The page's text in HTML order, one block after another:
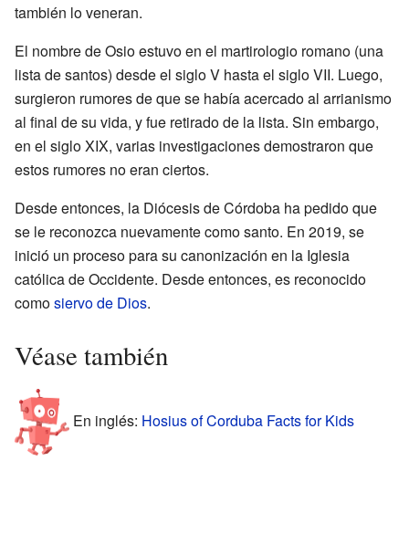
también lo veneran.
El nombre de Osio estuvo en el martirologio romano (una
lista de santos) desde el siglo V hasta el siglo VII. Luego,
surgieron rumores de que se había acercado al arrianismo
al final de su vida, y fue retirado de la lista. Sin embargo,
en el siglo XIX, varias investigaciones demostraron que
estos rumores no eran ciertos.
Desde entonces, la Diócesis de Córdoba ha pedido que
se le reconozca nuevamente como santo. En 2019, se
inició un proceso para su canonización en la Iglesia
católica de Occidente. Desde entonces, es reconocido
comosiervo de Dios.
Véase también
En inglés: Hosius of Corduba Facts for Kids